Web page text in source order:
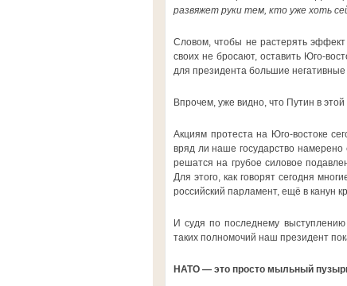
развяжет руки тем, кто уже хоть
Словом, чтобы не растерять
своих не бросают, оставить Юго-
для президента большие негативные
Впрочем, уже видно, что Путин в
Акциям протеста на Юго-востоке
вряд ли наше государство намерено
решатся на грубое силовое
Для этого, как говорят сегодня
российский парламент, ещё в канун
И судя по последнему
таких полномочий наш президент
НАТО — это просто мыльный